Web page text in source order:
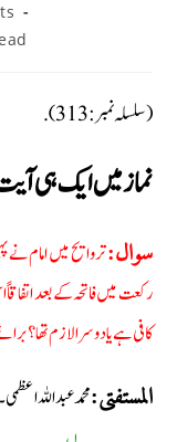
(سلسلہ نمبر: 313).
نماز میں ایک ہی
سوال:تروایح میں امام
رکعت میں فاتحہ کے بعد اتفاقاً
کافی ہے یا دوسرا لازم تھا؟
المستفتی:محمد عبد اللہ